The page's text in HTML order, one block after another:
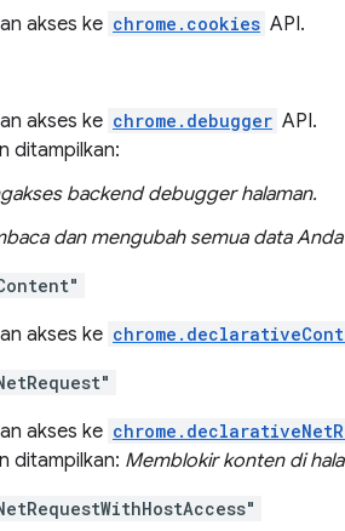
akses ke chrome.cookies API.
akses ke chrome.debugger API.
ditampilkan:
backend debugger halaman.
dan mengubah semua data
akses ke
akses ke
ditampilkan: Memblokir konten di